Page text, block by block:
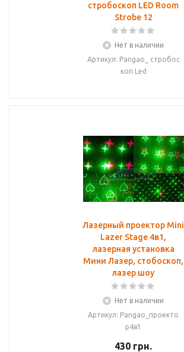
стробоскоп LED Room
Strobe 12
Нет в наличии
Артикул: Pangao_ стробос
коп Led
Лазерный проектор Mini
Lazer Stage 4в1,
лазерная установка
Мини Лазер, стобоскоп,
лазер шоу
Нет в наличии
Артикул: Pangao_проекто
р4в1
430 грн.